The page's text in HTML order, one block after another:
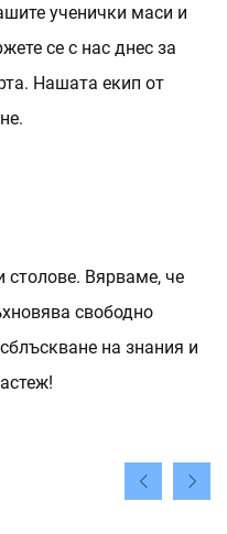
ученички маси и
се с нас днес за
Нашата екип от
столове. Вярваме, че
свободно
на знания и